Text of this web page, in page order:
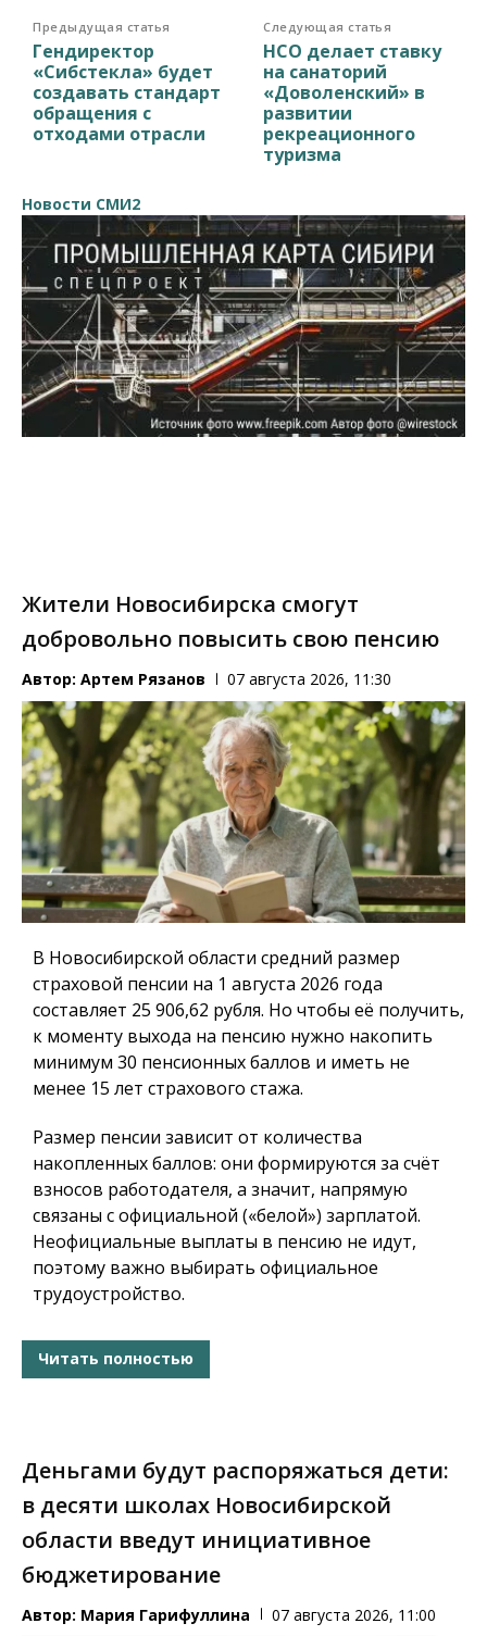
Предыдущая статья
Гендиректор
«Сибстекла» будет
создавать стандарт
обращения с
отходами отрасли
Следующая статья
НСО делает ставку
на санаторий
«Доволенский» в
развитии
рекреационного
туризма
Новости СМИ2
Жители Новосибирска смогут
добровольно повысить свою пенсию
Автор: Артем Рязанов 07 августа 2026, 11:30
В Новосибирской области средний размер
страховой пенсии на 1 августа 2026 года
составляет 25 906,62 рубля. Но чтобы её получить,
к моменту выхода на пенсию нужно накопить
минимум 30 пенсионных баллов и иметь не
менее 15 лет страхового стажа.
Размер пенсии зависит от количества
накопленных баллов: они формируются за счёт
взносов работодателя, а значит, напрямую
связаны с официальной («белой») зарплатой.
Неофициальные выплаты в пенсию не идут,
поэтому важно выбирать официальное
трудоустройство.
Читать полностью
Деньгами будут распоряжаться дети:
в десяти школах Новосибирской
области введут инициативное
бюджетирование
Автор: Мария Гарифуллина 07 августа 2026, 11:00